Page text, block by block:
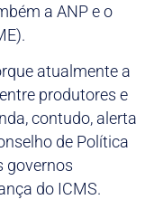
a ANP e o
atualmente a
produtores e
contudo, alerta
de Política
governos
do ICMS.